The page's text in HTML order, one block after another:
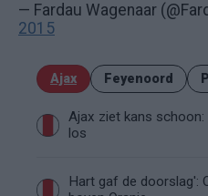
— Fardau Wagenaar
2015
Ajax Feyenoord
Ajax ziet kans
los
Hart gaf de doorslag':